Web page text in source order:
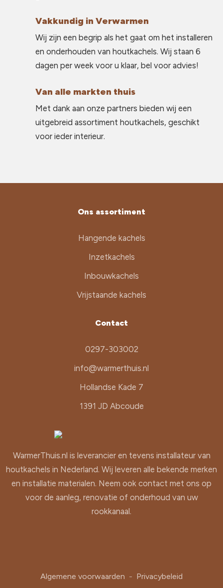
Vakkundig in Verwarmen
Wij zijn een begrip als het gaat om het installeren
en onderhouden van houtkachels. Wij staan 6
dagen per week voor u klaar, bel voor advies!
Van alle markten thuis
Met dank aan onze partners bieden wij een
uitgebreid assortiment houtkachels, geschikt
voor ieder interieur.
Ons assortiment
Hangende kachels
Inzetkachels
Inbouwkachels
Vrijstaande kachels
Contact
0297-303002
info@warmerthuis.nl
Hollandse Kade 7
1391 JD Abcoude
WarmerThuis.nl is leverancier en tevens installateur van
houtkachels in Nederland. Wij leveren alle bekende merken
en installatie materialen. Neem ook contact met ons op
voor de aanleg, renovatie of onderhoud van uw
rookkanaal.
Algemene voorwaarden - Privacybeleid